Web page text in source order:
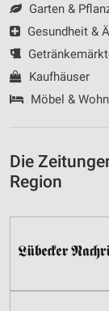
Garten &
Gesundheit &
Kaufhäuser
Möbel &
Die
Region